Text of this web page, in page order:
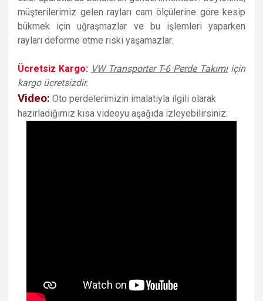
müşterilerimiz gelen rayları cam ölçülerine göre kesip
bükmek için uğraşmazlar ve bu işlemleri yaparken
rayları deforme etme riski yaşamazlar.
Ücretsiz Kargo: VW Transporter T-6 Perde Takımı için
kargo ücretsizdir.
Video: Oto perdelerimizin imalatıyla ilgili olarak
hazırladığımız kısa videoyu aşağıda izleyebilirsiniz: